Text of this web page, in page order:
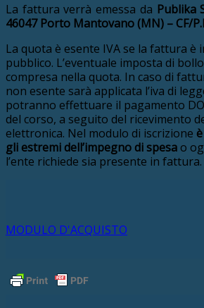
La fattura verrà emessa da Publika
46047 Porto Mantovano (MN) – CF/
La quota è esente IVA se la fattura è
pubblico. L’eventuale imposta di
compresa nella quota. In caso di
non esente sarà applicata l’iva di
potranno effettuare il pagamento
del corso, a seguito del ricevimento
elettronica. Nel modulo di iscrizione
gli estremi dell’impegno di spesao
l’ente richiede sia presente in fattura.
MODULO D'ACQUISTO